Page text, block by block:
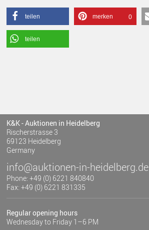
teilen merken 0
teilen
K&K - Auktionen in Heidelberg
Rischerstrasse 3
69123 Heidelberg
Germany
info@auktionen-in-heidelberg.de
Phone: +49 (0) 6221 840840
Fax: +49 (0) 6221 831335
Regular opening hours
Wednesday to Friday 1–6 PM